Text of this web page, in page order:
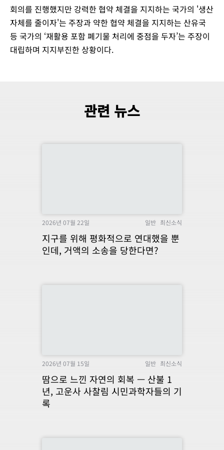
회의를 진행했지만 강력한 협약 체결을 지지하는 국가의 '생산
자체를 줄이자'는 주장과 약한 협약 체결을 지지하는 산유국
등 국가의 ‘재활용 포함 폐기물 처리에 중점을 두자’는 주장이
대립하며 지지부진한 상황이다.
관련 뉴스
2026년 07월 22일 일반 최신소식
지구를 위해 평화적으로 연대했을 뿐
인데, 거액의 소송을 당한다면?
2026년 07월 15일 일반 최신소식
땀으로 느낀 자연의 회복 — 산불 1
년, 고운사 사찰림 시민과학자들의 기
록